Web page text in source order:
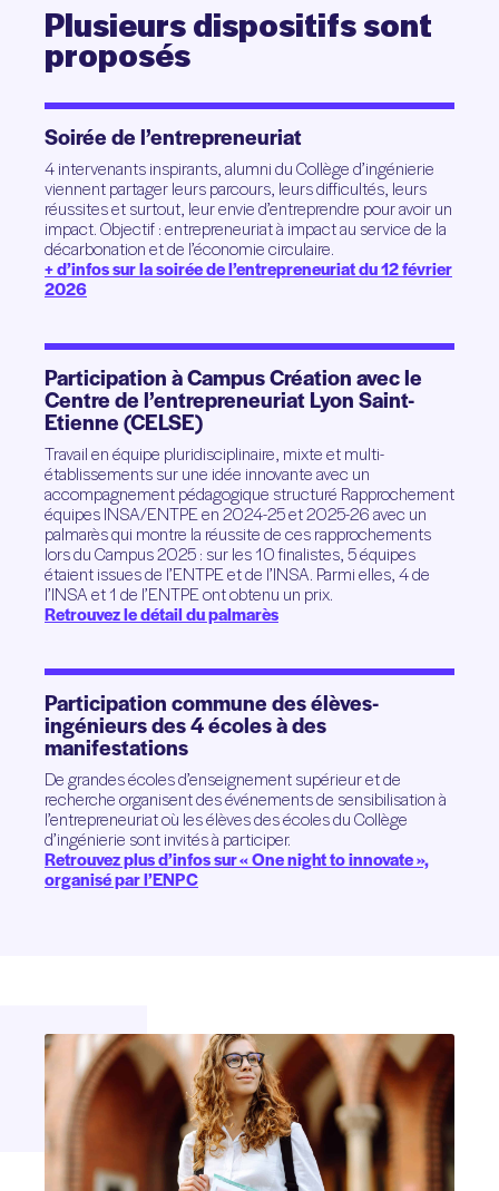
Plusieursdispositifssont
proposés
Soirée de l’entrepreneuriat
4 intervenants inspirants, alumni du Collège d’ingénierie
viennent partager leurs parcours, leurs difficultés, leurs
réussites et surtout, leur envie d’entreprendre pour avoir un
impact. Objectif : entrepreneuriat à impact au service de la
décarbonation et de l’économie circulaire.
+ d’infos sur la soirée de l’entrepreneuriat du 12 février
2026
Participation à Campus Création avec le
Centre de l’entrepreneuriat Lyon Saint-
Etienne (CELSE)
Travail en équipe pluridisciplinaire, mixte et multi-
établissements sur une idée innovante avec un
accompagnement pédagogique structuré Rapprochement
équipes INSA/ENTPE en 2024-25 et 2025-26 avec un
palmarès qui montre la réussite de ces rapprochements
lors du Campus 2025 : sur les 10 finalistes, 5 équipes
étaient issues de l’ENTPE et de l’INSA. Parmi elles, 4 de
l’INSA et 1 de l’ENTPE ont obtenu un prix.
Retrouvez le détail du palmarès
Participation commune des élèves-
ingénieurs des 4 écoles à des
manifestations
De grandes écoles d’enseignement supérieur et de
recherche organisent des événements de sensibilisation à
l’entrepreneuriat où les élèves des écoles du Collège
d’ingénierie sont invités à participer.
Retrouvez plus d’infos sur « One night to innovate »,
organisé par l’ENPC